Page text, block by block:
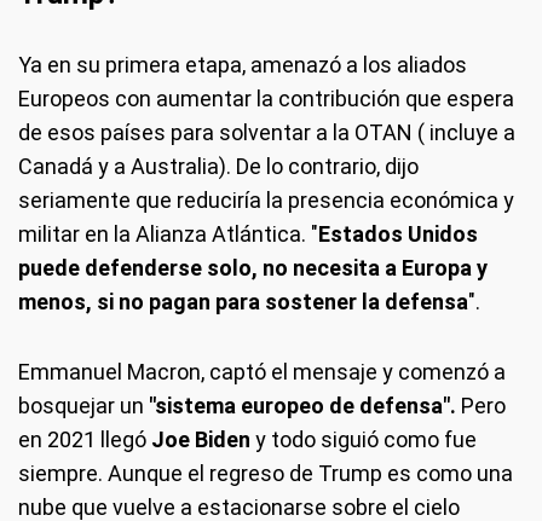
Ya en su primera etapa, amenazó a los aliados
Europeos con aumentar la contribución que espera
de esos países para solventar a la OTAN ( incluye a
Canadá y a Australia). De lo contrario, dijo
seriamente que reduciría la presencia económica y
militar en la Alianza Atlántica. "Estados Unidos
puede defenderse solo, no necesita a Europa y
menos, si no pagan para sostener la defensa".
Emmanuel Macron, captó el mensaje y comenzó a
bosquejar un "sistema europeo de defensa". Pero
en 2021 llegó Joe Biden y todo siguió como fue
siempre. Aunque el regreso de Trump es como una
nube que vuelve a estacionarse sobre el cielo